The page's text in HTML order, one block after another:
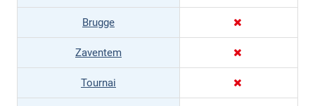
Brugge
Zaventem
Tournai